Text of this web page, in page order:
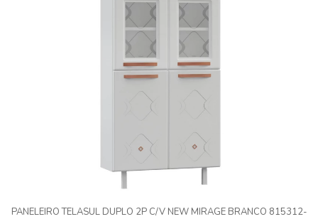
PANELEIRO TELASUL DUPLO 2P C/V NEW MIRAGE BRANCO 815312-